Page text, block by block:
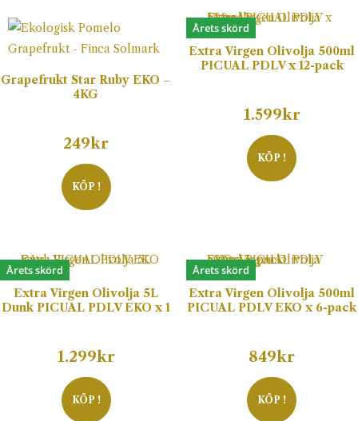
Grapefrukt Star Ruby EKO –
4KG
249kr
KÖP !
Årets skörd
Extra Virgen Olivolja 500ml
PICUAL PDLV x 12-pack
1.599kr
KÖP !
Årets skörd
Extra Virgen Olivolja 5L
Dunk PICUAL PDLV EKO x 1
1.299kr
KÖP !
Årets skörd
Extra Virgen Olivolja 500ml
PICUAL PDLV EKO x 6-pack
849kr
KÖP !